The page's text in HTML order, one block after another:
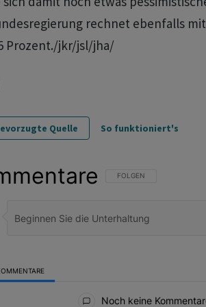
rechnet ebenfalls
Prozent./jkr/jsl/jha/
Quelle So funktioniert's
FOLGE DIESER
FOLGEN
Noch keine